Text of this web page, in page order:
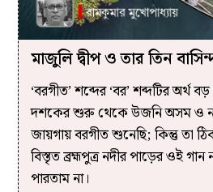
মাজুলি দ্বীপ ও তার তিন
‘বরগীত’ শব্দের ‘বর’ শব্দটির অর্থ
দশকের শুরু থেকে উজনি অসম ও
জায়গায় বরগীত শুনেছি; কিন্তু তা
বিস্তৃত ব্রহ্মপুত্র নদীর পাড়ের ওই
পারতাম না।